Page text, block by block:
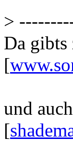
>
Da
[
und
[